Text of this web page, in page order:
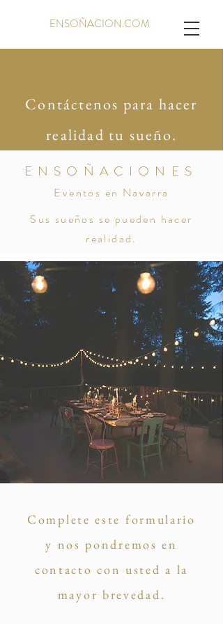
ENSOÑACION.COM
Contáctenos para hacer
realidad tu sueño.
ENSOÑACIONES
Eventos en Navarra
Sus sueños se pueden hacer
realidad.
Complete este formulario
y nos pondremos en
contacto con usted a la
mayor brevedad.